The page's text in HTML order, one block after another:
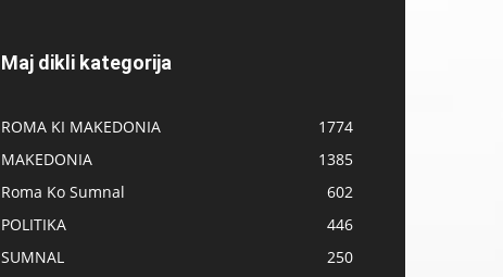
Maj dikli kategorija
ROMA KI MAKEDONIA
1774
MAKEDONIA
1385
Roma Ko Sumnal
602
POLITIKA
446
SUMNAL
250